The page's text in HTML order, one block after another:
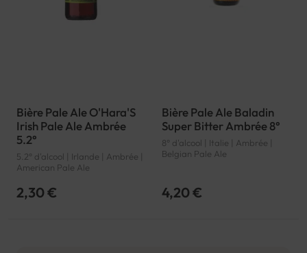
Bière Pale Ale O'Hara'S
Irish Pale Ale Ambrée
5.2°
5.2° d'alcool | Irlande | Ambrée |
American Pale Ale
2,30 €
Bière Pale Ale Baladin
Super Bitter Ambrée 8°
8° d'alcool | Italie | Ambrée |
Belgian Pale Ale
4,20 €